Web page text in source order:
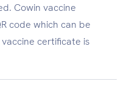
Cowin vaccine
code which can be
certificate is